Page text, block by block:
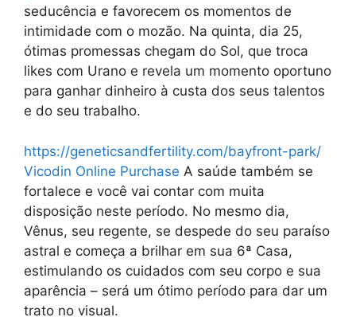
seducência e favorecem os momentos de
intimidade com o mozão. Na quinta, dia 25,
ótimas promessas chegam do Sol, que troca
likes com Urano e revela um momento oportuno
para ganhar dinheiro à custa dos seus talentos
e do seu trabalho.
https://geneticsandfertility.com/bayfront-park/
Vicodin Online Purchase A saúde também se
fortalece e você vai contar com muita
disposição neste período. No mesmo dia,
Vênus, seu regente, se despede do seu paraíso
astral e começa a brilhar em sua 6ª Casa,
estimulando os cuidados com seu corpo e sua
aparência – será um ótimo período para dar um
trato no visual.